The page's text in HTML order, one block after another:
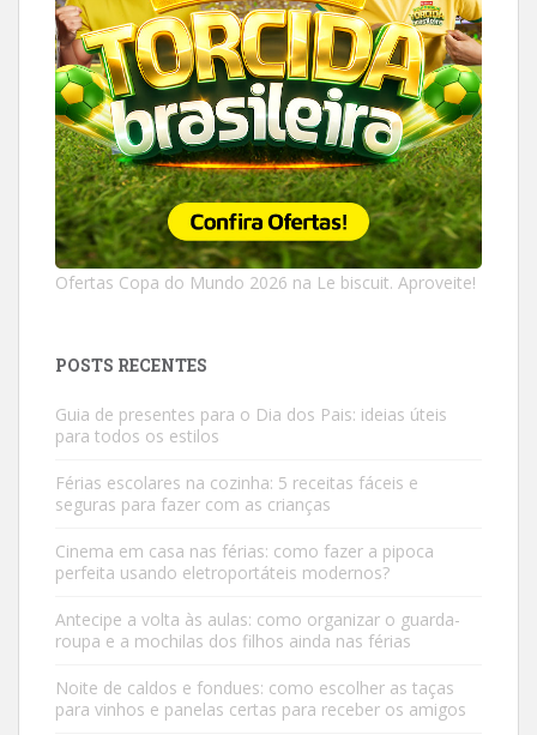
Ofertas Copa do Mundo 2026 na Le biscuit. Aproveite!
POSTS RECENTES
Guia de presentes para o Dia dos Pais: ideias úteis
para todos os estilos
Férias escolares na cozinha: 5 receitas fáceis e
seguras para fazer com as crianças
Cinema em casa nas férias: como fazer a pipoca
perfeita usando eletroportáteis modernos?
Antecipe a volta às aulas: como organizar o guarda-
roupa e a mochilas dos filhos ainda nas férias
Noite de caldos e fondues: como escolher as taças
para vinhos e panelas certas para receber os amigos